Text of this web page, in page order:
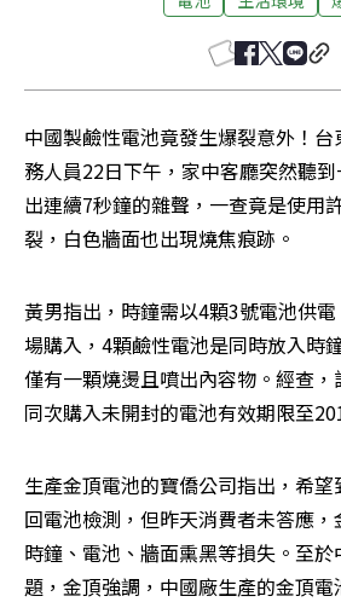
中國製鹼性電池竟發生爆裂意外！
務人員22日下午，家中客廳突然聽
出連續7秒鐘的雜聲，一查竟是使用
裂，白色牆面也出現燒焦痕跡。
黃男指出，時鐘需以4顆3號電池供
場購入，4顆鹼性電池是同時放入時
僅有一顆燒燙且噴出內容物。經查，
同次購入未開封的電池有效期限至
生產金頂電池的寶僑公司指出，希
回電池檢測，但昨天消費者未答應
時鐘、電池、牆面熏黑等損失。至
題，金頂強調，中國廠生產的金頂